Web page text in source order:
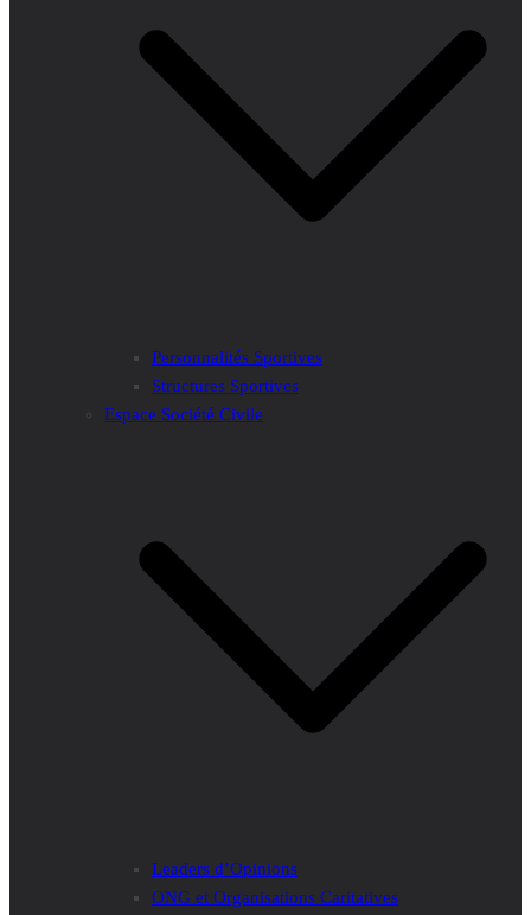
Personnalités Sportives
Structures Sportives
Espace Société Civile
Leaders d’Opinions
ONG et Organisations Caritatives